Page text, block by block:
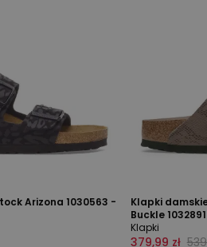
Arizona 1030563 -
Klapki
Buckle
Klapki
379,99 zł